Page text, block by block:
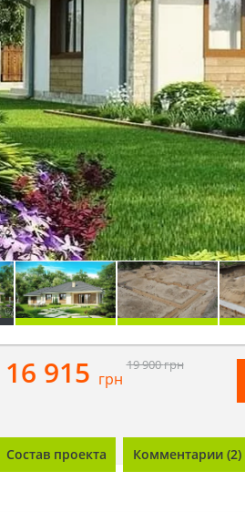
16 915 грн
19 900грн
Состав проекта Комментарии (2)